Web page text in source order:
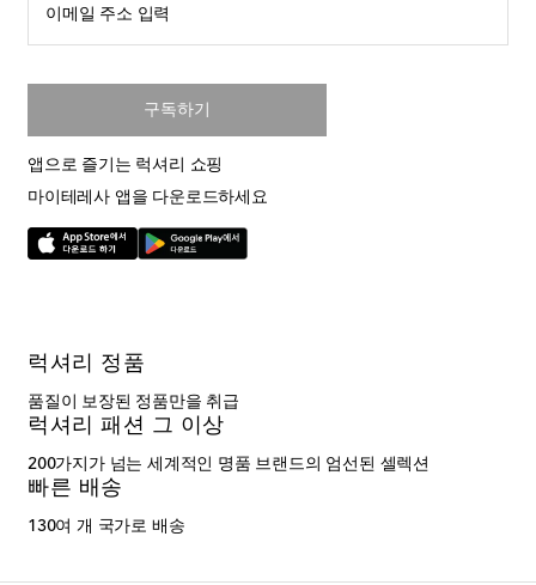
이메일 주소 입력
구독하기
앱으로 즐기는 럭셔리 쇼핑
마이테레사 앱을 다운로드하세요
럭셔리 정품
품질이 보장된 정품만을 취급
럭셔리 패션 그 이상
200가지가 넘는 세계적인 명품 브랜드의 엄선된 셀렉션
빠른 배송
130여 개 국가로 배송